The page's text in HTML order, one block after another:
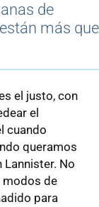
de
más que
el justo, con
el
cuando
queramos
Lannister. No
modos de
para